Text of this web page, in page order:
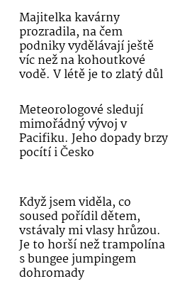
Majitelka kavárny
prozradila, na čem
podniky vydělávají ještě
víc než na kohoutkové
vodě. V létě je to zlatý důl
Meteorologové sledují
mimořádný vývoj v
Pacifiku. Jeho dopady brzy
pocítí i Česko
Když jsem viděla, co
soused pořídil dětem,
vstávaly mi vlasy hrůzou.
Je to horší než trampolína
s bungee jumpingem
dohromady